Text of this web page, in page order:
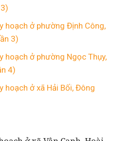
hoạch ở phường Định Công,
3)
hoạch ở phường Ngọc Thụy,
4)
ở xã Hải Bối, Đông